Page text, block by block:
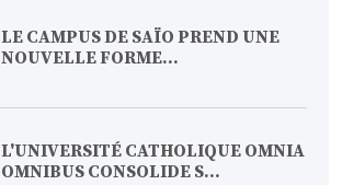
LE CAMPUS DE SAÏO PREND UNE
NOUVELLE FORME...
L'UNIVERSITÉ CATHOLIQUE OMNIA
OMNIBUS CONSOLIDE S...